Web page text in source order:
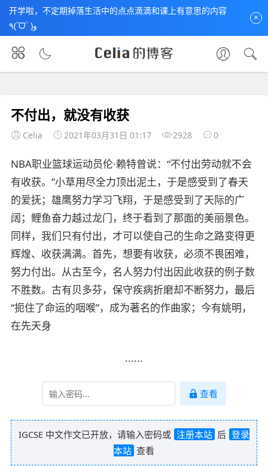
开学啦，不定期掉落生活中的点点滴滴和课上有意思的内容
٩(ˊᗜˋ )و
×
首页 未分类 文章正文
不付出，就没有收获
Celia 2021年03月31日 01:17 2928 0
NBA职业篮球运动员伦·赖特曾说：“不付出劳动就不会
有收获。”小草用尽全力顶出泥土，于是感受到了春天
的爱抚；雄鹰努力学习飞翔，于是感受到了天际的广
阔；鲤鱼奋力越过龙门，终于看到了那面的美丽景色。
同样，我们只有付出，才可以使自己的生命之路变得更
辉煌、收获满满。首先，想要有收获，必须不畏困难，
努力付出。从古至今，名人努力付出因此收获的例子数
不胜数。古有贝多芬，保守疾病折磨却不断努力，最后
“扼住了命运的咽喉”，成为著名的作曲家；今有姚明，
在先天身
......
查看
IGCSE 中文作文已开放，请输入密码或 注册本站 后 登录
本站 查看